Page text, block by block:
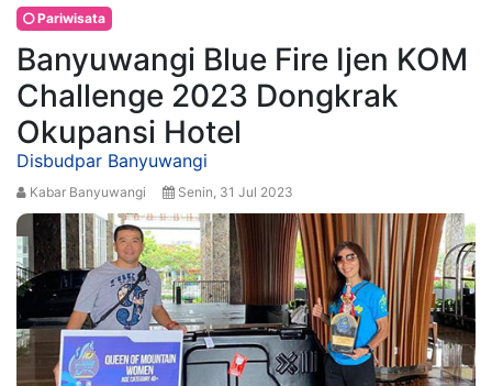
Pariwisata
Banyuwangi Blue Fire Ijen KOM
Challenge 2023 Dongkrak
Okupansi Hotel
Disbudpar Banyuwangi
Kabar Banyuwangi Senin, 31 Jul 2023